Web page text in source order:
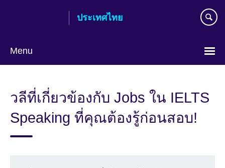
ประเทศไทย
Menu
วลีที่เกี่ยวข้องกับ Jobs ใน IELTS
Speaking ที่คุณต้องรู้ก่อนสอบ!